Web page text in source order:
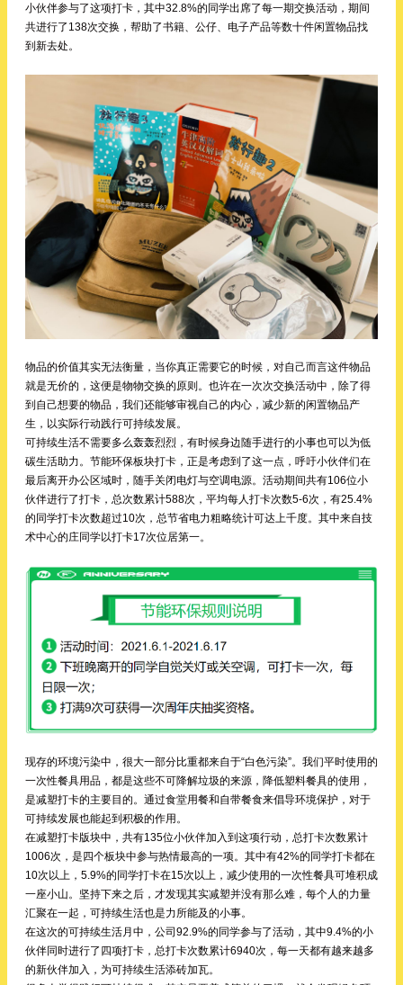
小伙伴参与了这项打卡，其中32.8%的同学出席了每一期交换活动，期间
共进行了138次交换，帮助了书籍、公仔、电子产品等数十件闲置物品找
到新去处。
物品的价值其实无法衡量，当你真正需要它的时候，对自己而言这件物品
就是无价的，这便是物物交换的原则。也许在一次次交换活动中，除了得
到自己想要的物品，我们还能够审视自己的内心，减少新的闲置物品产
生，以实际行动践行可持续发展。
可持续生活不需要多么轰轰烈烈，有时候身边随手进行的小事也可以为低
碳生活助力。节能环保板块打卡，正是考虑到了这一点，呼吁小伙伴们在
最后离开办公区域时，随手关闭电灯与空调电源。活动期间共有106位小
伙伴进行了打卡，总次数累计588次，平均每人打卡次数5-6次，有25.4%
的同学打卡次数超过10次，总节省电力粗略统计可达上千度。其中来自技
术中心的庄同学以打卡17次位居第一。
现存的环境污染中，很大一部分比重都来自于“白色污染”。我们平时使用的
一次性餐具用品，都是这些不可降解垃圾的来源，降低塑料餐具的使用，
是减塑打卡的主要目的。通过食堂用餐和自带餐食来倡导环境保护，对于
可持续发展也能起到积极的作用。
在减塑打卡版块中，共有135位小伙伴加入到这项行动，总打卡次数累计
1006次，是四个板块中参与热情最高的一项。其中有42%的同学打卡都在
10次以上，5.9%的同学打卡在15次以上，减少使用的一次性餐具可堆积成
一座小山。坚持下来之后，才发现其实减塑并没有那么难，每个人的力量
汇聚在一起，可持续生活也是力所能及的小事。
在这次的可持续生活月中，公司92.9%的同学参与了活动，其中9.4%的小
伙伴同时进行了四项打卡，总打卡次数累计6940次，每一天都有越来越多
的新伙伴加入，为可持续生活添砖加瓦。